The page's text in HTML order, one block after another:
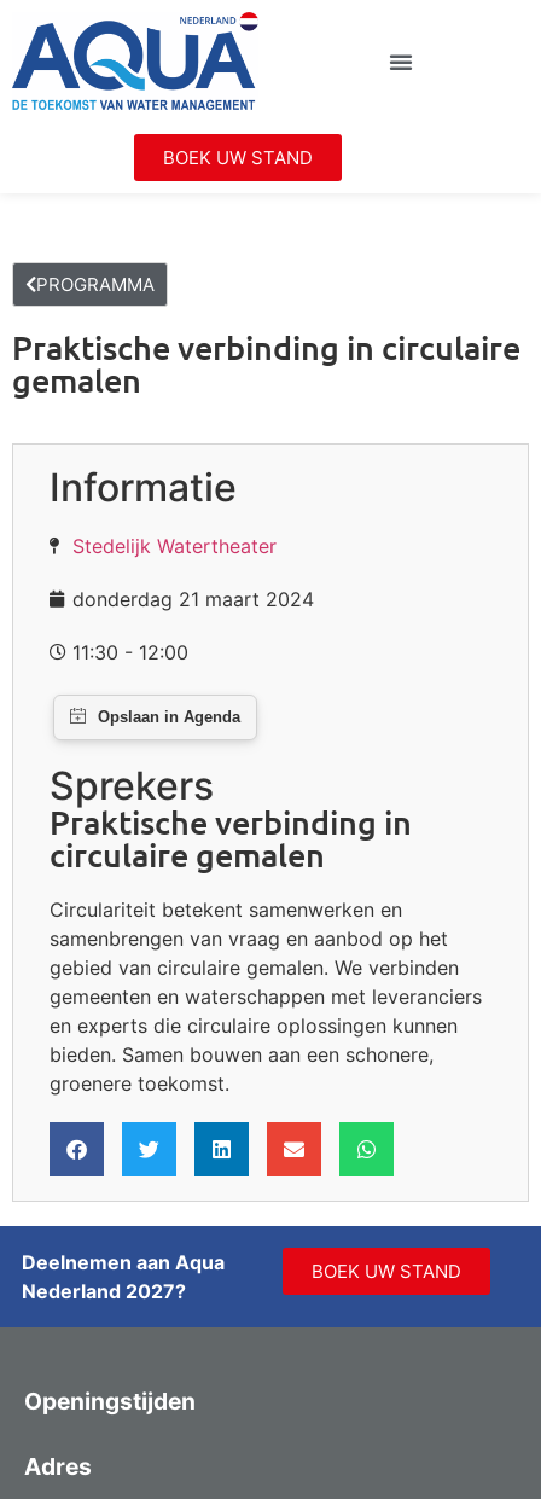
BOEK UW STAND
PROGRAMMA
Praktische verbinding in circulaire
gemalen
Informatie
Stedelijk Watertheater
donderdag 21 maart 2024
11:30 - 12:00
Sprekers
Praktische verbinding in
circulaire gemalen
Circulariteit betekent samenwerken en
samenbrengen van vraag en aanbod op het
gebied van circulaire gemalen. We verbinden
gemeenten en waterschappen met leveranciers
en experts die circulaire oplossingen kunnen
bieden. Samen bouwen aan een schonere,
groenere toekomst.
Deelnemen aan Aqua
Nederland 2027?
BOEK UW STAND
Openingstijden
Adres